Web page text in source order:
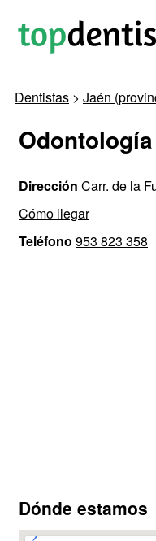
Dentistas > Jaén
Dirección Carr. de la
Cómo llegar
Teléfono 953 823 358
Dónde estamos